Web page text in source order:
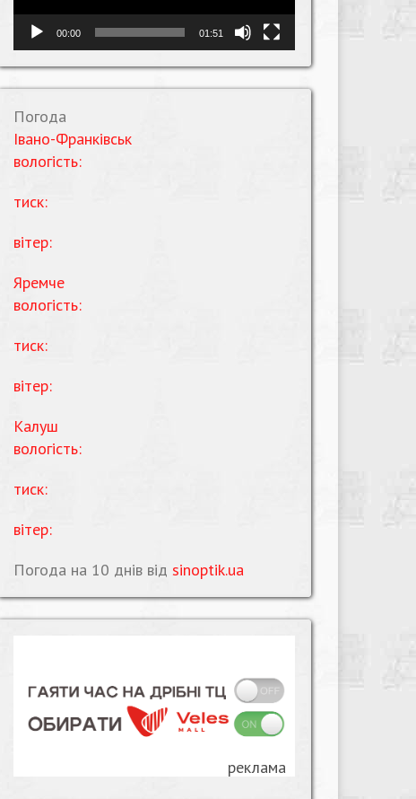
00:00 01:51
Погода
Івано-Франківськ
вологість:
тиск:
вітер:
Яремче
вологість:
тиск:
вітер:
Калуш
вологість:
тиск:
вітер:
Погода на 10 днів від sinoptik.ua